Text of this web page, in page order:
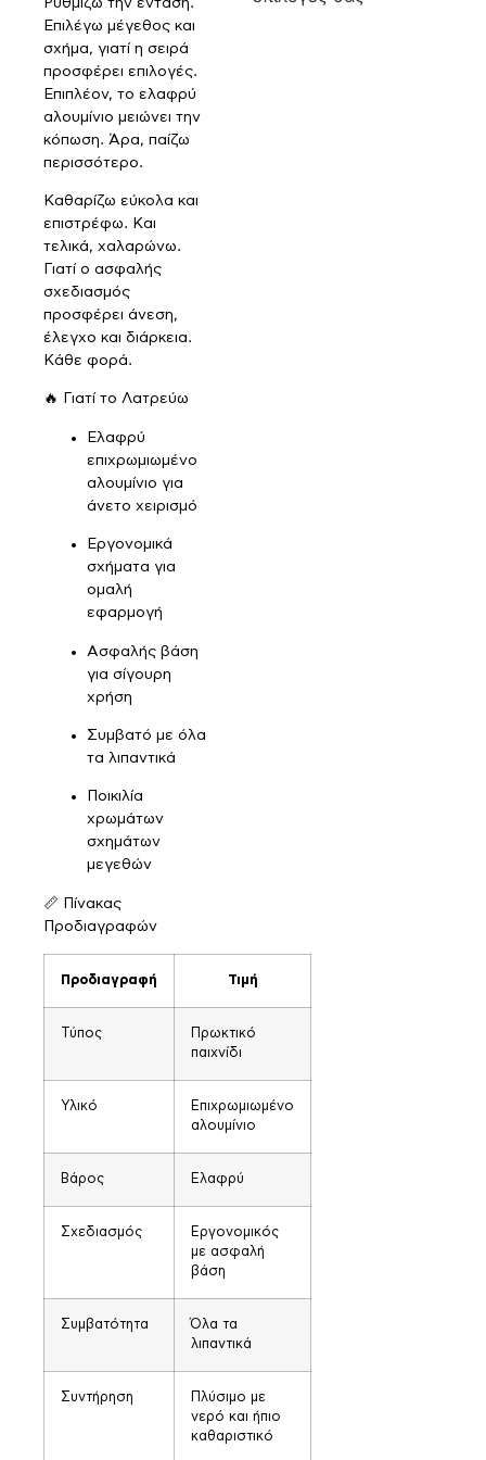
Επιλέγω μέγεθος και
σχήμα, γιατί η σειρά
προσφέρει επιλογές.
Επιπλέον, το ελαφρύ
αλουμίνιο μειώνει την
κόπωση. Άρα, παίζω
περισσότερο.
Καθαρίζω εύκολα και
επιστρέφω. Και
τελικά, χαλαρώνω.
Γιατί ο ασφαλής
σχεδιασμός
προσφέρει άνεση,
έλεγχο και διάρκεια.
Κάθε φορά.
🔥 Γιατί το Λατρεύω
Ελαφρύ
επιχρωμιωμένο
αλουμίνιο για
άνετο χειρισμό
Εργονομικά
σχήματα για
ομαλή
εφαρμογή
Ασφαλής βάση
για σίγουρη
χρήση
Συμβατό με όλα
τα λιπαντικά
Ποικιλία
χρωμάτων
σχημάτων
μεγεθών
📏 Πίνακας
Προδιαγραφών
Προδιαγραφή Τιμή
Τύπος
Πρωκτικό
παιχνίδι
Υλικό
Επιχρωμιωμένο
αλουμίνιο
Βάρος Ελαφρύ
Σχεδιασμός
Εργονομικός
με ασφαλή
βάση
Συμβατότητα
Όλα τα
λιπαντικά
Συντήρηση
Πλύσιμο με
νερό και ήπιο
καθαριστικό